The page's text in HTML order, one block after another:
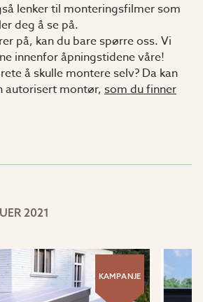
lenker til monteringsfilmer som
deg å se på.
på, kan du bare spørre oss. Vi
innenfor åpningstidene våre!
å skulle montere selv? Da kan
autorisert montør, som du finner
2021
KAMPANJE